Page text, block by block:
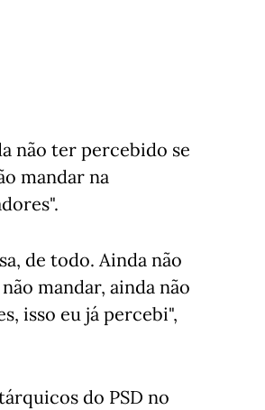
não ter percebido se
mandar na
de todo. Ainda não
mandar, ainda não
isso eu já percebi",
do PSD no